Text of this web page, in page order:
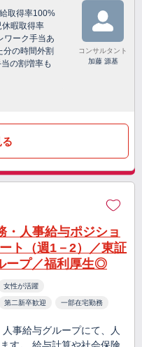
取得率100%
暇取得率
ーク手当あ
分の時間外割
の割増率も
コンサルタント
加藤 源基
・人事給与ポジショ
ト（週1－2）／東証
ープ／福利厚生◎
女性が活躍
第二新卒歓迎 一部在宅勤務
事給与グループにて、人